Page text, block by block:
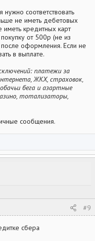
соответствовать
не иметь дебетовых
кредитных карт
от 500р (не из
оформления. Если не
в выплате.
платежи за
ЖКХ, страховок,
бега и азартные
тотализаторы,
сообщения.
#9
сбера